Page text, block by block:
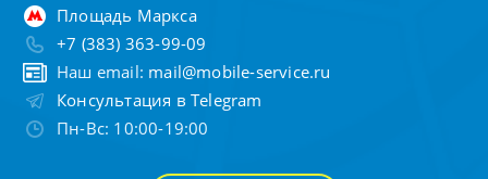
Площадь Маркса
+7 (383) 363-99-09
Наш email: mail@mobile-service.ru
Консультация в Telegram
Пн-Вс: 10:00-19:00